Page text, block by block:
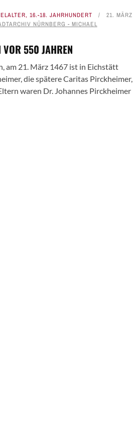
, 16.-18. JAHRHUNDERT
21. MÄRZ
NÜRNBERG - MICHAEL
VOR 550 JAHREN
am 21. März 1467 ist in Eichstätt
die spätere Caritas Pirckheimer,
waren Dr. Johannes Pirckheimer